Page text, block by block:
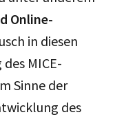
Online-
in diesen
MICE-
Sinne der
des